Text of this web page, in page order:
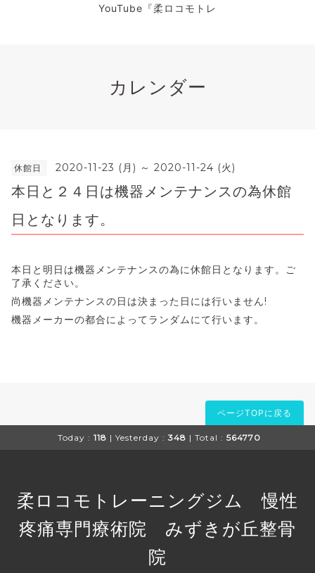
YouTube『柔ロコモトレ
カレンダー
休館日 2020-11-23 (月) ～ 2020-11-24 (火)
本日と２４日は機器メンテナンスの為休館
日となります。
本日と明日は機器メンテナンスの為に休館日となります。ご
了承ください。
尚機器メンテナンスの日は決まった日には行いません!
機器メーカーの都合によってランダムにて行います。
ページTOPに戻る
Today : 118 | Yesterday : 348 | Total : 564770
柔ロコモトレーニングジム 慢性
疼痛専門療術院 みずきが丘整骨
院